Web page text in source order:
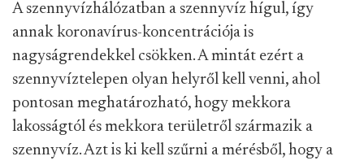
A szennyvízhálózatban a szennyvíz hígul, így
annak koronavírus-koncentrációja is
nagyságrendekkel csökken. A mintát ezért a
szennyvíztelepen olyan helyről kell venni, ahol
pontosan meghatározható, hogy mekkora
lakosságtól és mekkora területről származik a
szennyvíz. Azt is ki kell szűrni a mérésből, hogy a